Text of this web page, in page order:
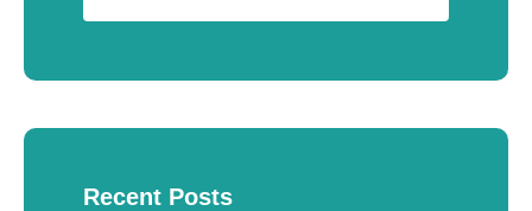
Recent Posts